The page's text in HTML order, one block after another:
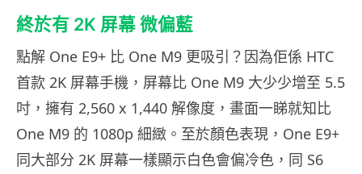
終於有 2K 屏幕 微偏藍
點解 One E9+ 比 One M9 更吸引？因為佢係 HTC
首款 2K 屏幕手機，屏幕比 One M9 大少少增至 5.5
吋，擁有 2,560 x 1,440 解像度，畫面一睇就知比
One M9 的 1080p 細緻。至於顏色表現，One E9+
同大部分 2K 屏幕一樣顯示白色會偏冷色，同 S6